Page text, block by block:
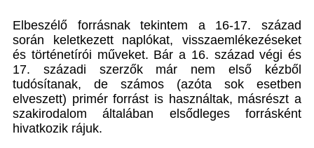
Elbeszélő forrásnak tekintem a 16-17. század
során keletkezett naplókat, visszaemlékezéseket
és történetírói műveket. Bár a 16. század végi és
17. századi szerzők már nem első kézből
tudósítanak, de számos (azóta sok esetben
elveszett) primér forrást is használtak, másrészt a
szakirodalom általában elsődleges forrásként
hivatkozik rájuk.